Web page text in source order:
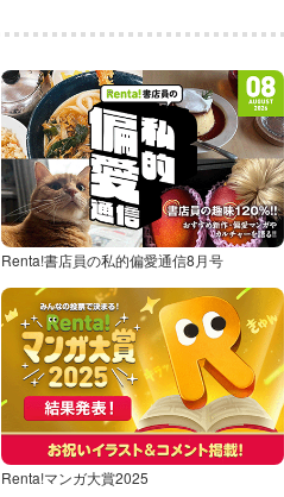
Renta!書店員の私的偏愛通信8月号
Renta!マンガ大賞2025